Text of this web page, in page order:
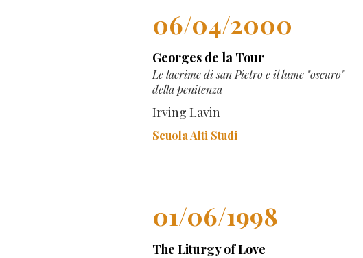
06/04/2000
Georges de la Tour
Le lacrime di san Pietro e il lume "oscuro"
della penitenza
Irving Lavin
Scuola Alti Studi
01/06/1998
The Liturgy of Love